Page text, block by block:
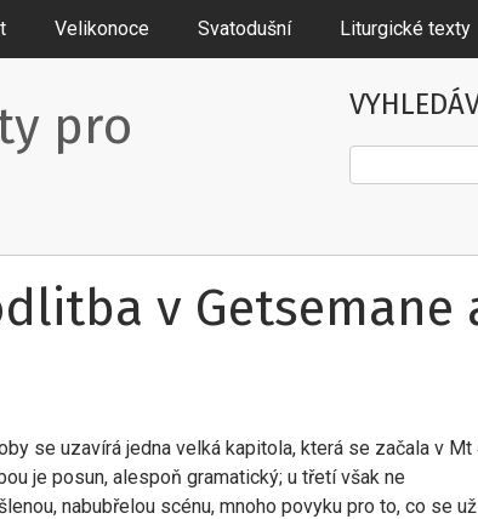
Velikonoce Svatodušní Liturgické texty
pro
v Getsemane
se uzavírá jedna velká kapitola, která se začala v
je posun, alespoň gramatický; u třetí však ne
nabubřelou scénu, mnoho povyku pro to, co se